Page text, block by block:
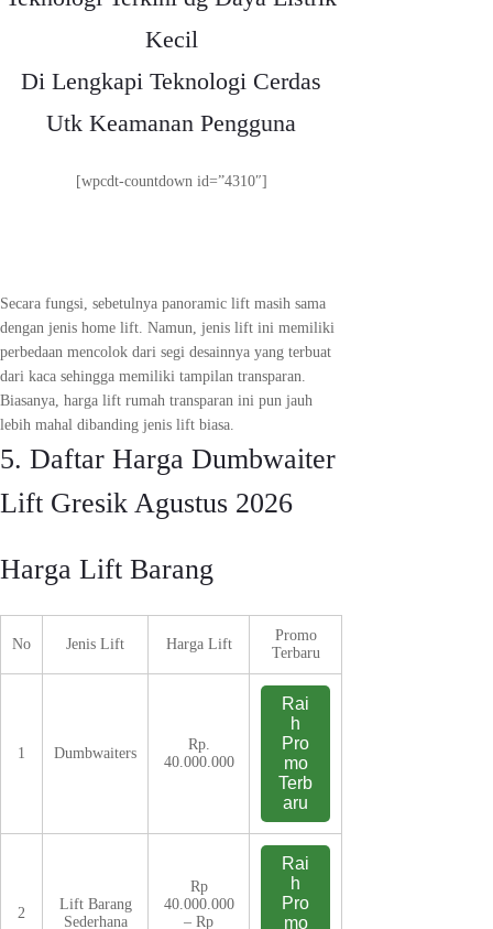
Kecil
Di Lengkapi Teknologi Cerdas
Utk Keamanan Pengguna
[wpcdt-countdown id=”4310″]
Secara fungsi, sebetulnya panoramic lift masih sama
dengan jenis home lift. Namun, jenis lift ini memiliki
perbedaan mencolok dari segi desainnya yang terbuat
dari kaca sehingga memiliki tampilan transparan.
Biasanya, harga lift rumah transparan ini pun jauh
lebih mahal dibanding jenis lift biasa.
5. Daftar Harga Dumbwaiter
Lift Gresik Agustus 2026
Harga Lift Barang
No Jenis Lift Harga Lift
Promo
Terbaru
1 Dumbwaiters
Rp.
40.000.000
Rai
h
Pro
mo
Terb
aru
2
Lift Barang
Sederhana
Rp
40.000.000
– Rp
Rai
h
Pro
mo